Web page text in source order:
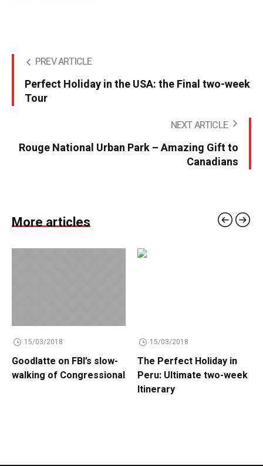
PREV ARTICLE
Perfect Holiday in the USA: the Final two-week
Tour
NEXT ARTICLE
Rouge National Urban Park – Amazing Gift to
Canadians
More articles
15/03/2018
Goodlatte on FBI’s slow-
walking of Congressional
15/03/2018
The Perfect Holiday in
Peru: Ultimate two-week
Itinerary